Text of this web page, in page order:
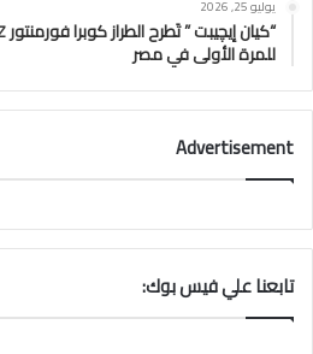
يوليو 25, 2026
للمرة الأولى في مصر
Advertisement
تابعنا علي فيس بوك: